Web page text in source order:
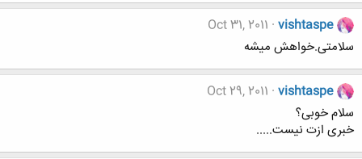
vishtaspe
Oct 31, 2011
سلامتی.خواهش میشه
vishtaspe
Oct 29, 2011
سلام خوبی؟
خبری ازت نیست.....